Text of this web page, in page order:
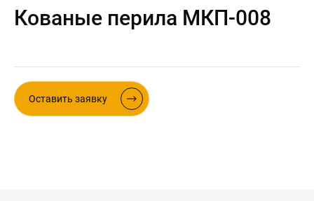
Интерьерные в
Контакты
Дизайнерам
Цены на метеллоконструкции и
изделия из металла
Кованые перила МКП-008
Оставить заявку